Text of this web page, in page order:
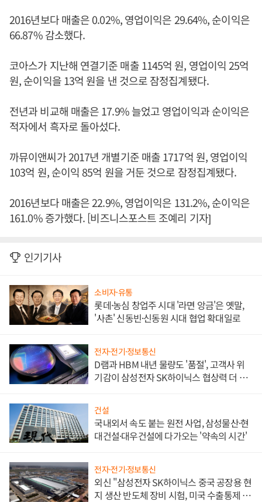
2016년보다 매출은 0.02%, 영업이익은 29.64%, 순이익은
66.87% 감소했다.
코아스가 지난해 연결기준 매출 1145억 원, 영업이익 25억
원, 순이익을 13억 원을 낸 것으로 잠정집계됐다.
전년과 비교해 매출은 17.9% 늘었고 영업이익과 순이익은
적자에서 흑자로 돌아섰다.
까뮤이앤씨가 2017년 개별기준 매출 1717억 원, 영업이익
103억 원, 순이익 85억 원을 거둔 것으로 잠정집계됐다.
2016년보다 매출은 22.9%, 영업이익은 131.2%, 순이익은
161.0% 증가했다. [비즈니스포스트 조예리 기자]
인기기사
소비자·유통
롯데·농심 창업주 시대 '라면 앙금'은 옛말,
'사촌' 신동빈·신동원 시대 협업 확대일로
전자·전기·정보통신
D램과 HBM 내년 물량도 '품절', 고객사 위
기감이 삼성전자 SK하이닉스 협상력 더 키
건설
국내외서 속도 붙는 원전 사업, 삼성물산·현
대건설·대우건설에 다가오는 '약속의 시간'
전자·전기·정보통신
외신 "삼성전자 SK하이닉스 중국 공장용 현
지 생산 반도체 장비 시험, 미국 수출통제 대